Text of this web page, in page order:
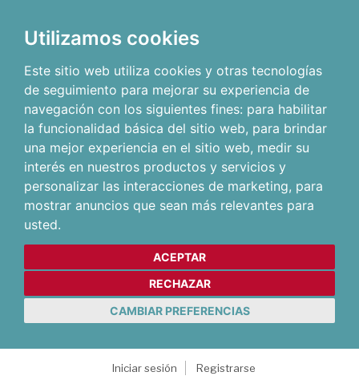
Utilizamos cookies
Este sitio web utiliza cookies y otras tecnologías
de seguimiento para mejorar su experiencia de
navegación con los siguientes fines: para habilitar
la funcionalidad básica del sitio web, para brindar
una mejor experiencia en el sitio web, medir su
interés en nuestros productos y servicios y
personalizar las interacciones de marketing, para
mostrar anuncios que sean más relevantes para
usted.
ACEPTAR
RECHAZAR
CAMBIAR PREFERENCIAS
Iniciar sesión
Registrarse